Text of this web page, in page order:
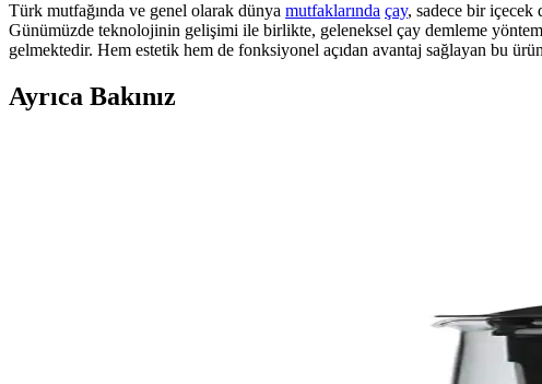
Türk mutfağında ve genel olarak dünya mutfaklarında çay, sadece bir içecek
Günümüzde teknolojinin gelişimi ile birlikte, geleneksel çay demleme
gelmektedir. Hem estetik hem de fonksiyonel açıdan avantaj sağlayan bu
Ayrıca Bakınız
Vestel Sefa 1000 B çay makinesi, modern tasarımı ve fonksiyonelliğiyle
Awox Dual Kırmızı Çay Makinesi İncelemesi Güçlü